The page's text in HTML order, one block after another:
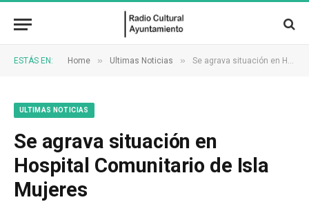
ESTÁS EN: Home » Ultimas Noticias » Se agrava situación en Hospital Comunitario de Isla Mujeres
ULTIMAS NOTICIAS
Se agrava situación en
Hospital Comunitario de Isla
Mujeres